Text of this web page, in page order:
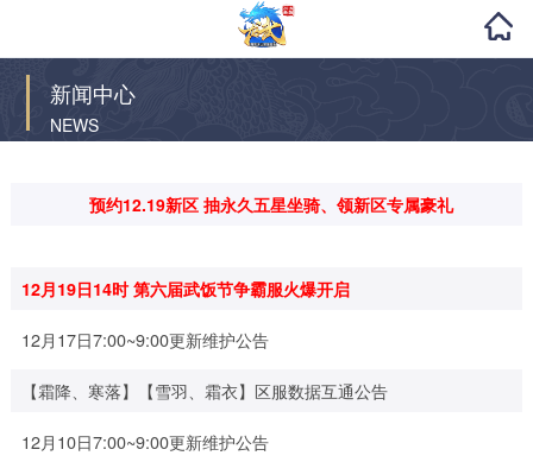
新闻中心
NEWS
预约12.19新区 抽永久五星坐骑、领新区专属豪礼
12月19日14时 第六届武饭节争霸服火爆开启
12月17日7:00~9:00更新维护公告
【霜降、寒落】【雪羽、霜衣】区服数据互通公告
12月10日7:00~9:00更新维护公告